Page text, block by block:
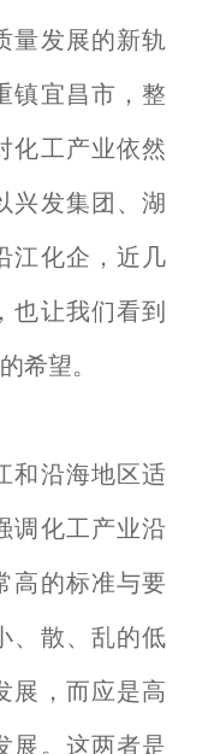
量发展的新轨
镇宜昌市，整
化工产业依然
兴发集团、湖
江化企，近几
也让我们看到
希望。
沿海地区适
调化工产业沿
高的标准与要
、散、乱的低
展，而应是高
展。这两者是